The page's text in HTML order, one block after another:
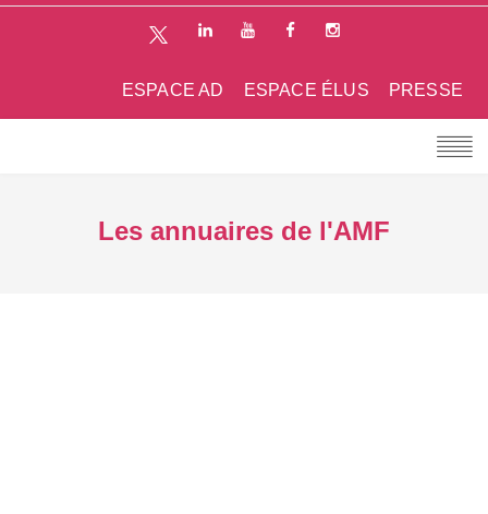
PRESSE
ESPACE ÉLUS
ESPACE AD
Les annuaires de l'AMF